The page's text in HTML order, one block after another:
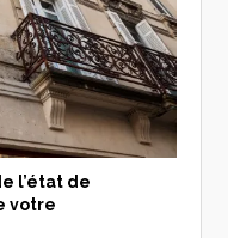
l’état de
votre